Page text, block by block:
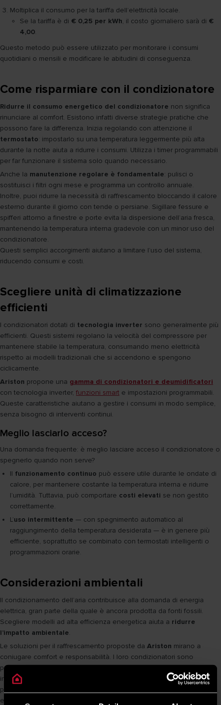
Moltiplica il consumo per la tariffa dell’elettricità locale.
Se la tariffa è di € 0,25 per kWh, il costo giornaliero sarà di €
4,00.
Questo metodo può essere utilizzato per monitorare i consumi
quotidiani o mensili e modificare le abitudini di conseguenza.
Come risparmiare con il condizionatore
Ridurre il consumo energetico del condizionatore non significa
rinunciare al comfort. Esistono infatti diverse strategie pratiche che
possono fare la differenza. Inizia regolando con attenzione il
termostato: impostarlo su una temperatura leggermente più alta
durante la notte aiuta a ridurre i consumi. Utilizza i timer programmabili
per far funzionare il sistema solo quando necessario.
Anche la manutenzione regolare è fondamentale: pulisci o
sostituisci i filtri ogni mese e programma un controllo annuale.
Inoltre, puoi ridurre la necessità di raffrescamento bloccando il calore
esterno durante il giorno con tende o persiane. Sigillare fessure e
spifferi attorno a finestre e porte evita la dispersione dell’aria fresca,
mantenendo la temperatura interna gradevole con un minor uso del
condizionatore.
Questi semplici accorgimenti aiutano a limitare l’uso del sistema,
riducendo consumi e costi.
Scegliere unità di climatizzazione
efficienti
I condizionatori dotati di tecnologia inverter sono generalmente più
efficienti. Questi sistemi regolano la velocità del compressore per
mantenere stabile la temperatura, consumando meno elettricità
rispetto ai modelli tradizionali che si accendono e spengono
ciclicamente.
Ariston propone una gamma di condizionatori e deumidificatori
con tecnologia inverter, funzioni smart e impostazioni programmabili.
Queste caratteristiche aiutano a gestire i consumi in modo semplice,
senza bisogno di interventi continui.
Meglio lasciarlo acceso?
Una domanda frequente: è meglio lasciare acceso il condizionatore o
spegnerlo quando non serve?
Il funzionamento continuo può essere utile durante le ondate di
calore, per mantenere costante la temperatura interna e ridurre
l’umidità. Tuttavia, può comportare costi elevati se non gestito
correttamente.
L’uso intermittente — con spegnimento automatico al
raggiungimento della temperatura desiderata — è in genere più
efficiente, soprattutto se combinato con termostati intelligenti o
programmazioni orarie.
Considerazioni ambientali
Il condizionamento dell’aria contribuisce alla domanda di energia
elettrica, gran parte della quale è ancora prodotta da fonti fossili.
Scegliere modelli ad alta efficienza energetica aiuta a ridurre
l’impatto ambientale.
Le soluzioni per il raffrescamento proposte da Ariston mirano a
coniugare comfort e responsabilità. I loro condizionatori sono
progettati per minimizzare i consumi energetici. Grazie ai controlli
intelligenti integrati, questi sistemi rappresentano un modo efficace
per mantenere un clima interno gradevole, riducendo al contempo
emissioni e costi.